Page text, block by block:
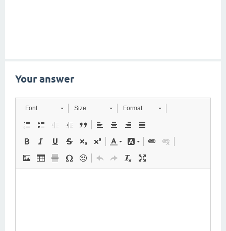
Your answer
Font Size Format